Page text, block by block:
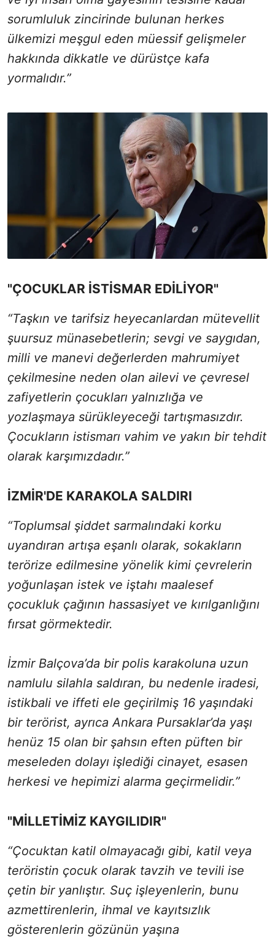
sorumluluk zincirinde bulunan herkes
ülkemizi meşgul eden müessif gelişmeler
hakkında dikkatle ve dürüstçe kafa
yormalıdır.”
"ÇOCUKLAR İSTİSMAR EDİLİYOR"
“Taşkın ve tarifsiz heyecanlardan mütevellit
şuursuz münasebetlerin; sevgi ve saygıdan,
milli ve manevi değerlerden mahrumiyet
çekilmesine neden olan ailevi ve çevresel
zafiyetlerin çocukları yalnızlığa ve
yozlaşmaya sürükleyeceği tartışmasızdır.
Çocukların istismarı vahim ve yakın bir tehdit
olarak karşımızdadır.”
İZMİR'DE KARAKOLA SALDIRI
“Toplumsal şiddet sarmalındaki korku
uyandıran artışa eşanlı olarak, sokakların
terörize edilmesine yönelik kimi çevrelerin
yoğunlaşan istek ve iştahı maalesef
çocukluk çağının hassasiyet ve kırılganlığını
fırsat görmektedir.
İzmir Balçova’da bir polis karakoluna uzun
namlulu silahla saldıran, bu nedenle iradesi,
istikbali ve iffeti ele geçirilmiş 16 yaşındaki
bir terörist, ayrıca Ankara Pursaklar’da yaşı
henüz 15 olan bir şahsın eften püften bir
meseleden dolayı işlediği cinayet, esasen
herkesi ve hepimizi alarma geçirmelidir.”
"MİLLETİMİZ KAYGILIDIR"
“Çocuktan katil olmayacağı gibi, katil veya
teröristin çocuk olarak tavzih ve tevili ise
çetin bir yanlıştır. Suç işleyenlerin, bunu
azmettirenlerin, ihmal ve kayıtsızlık
gösterenlerin gözünün yaşına